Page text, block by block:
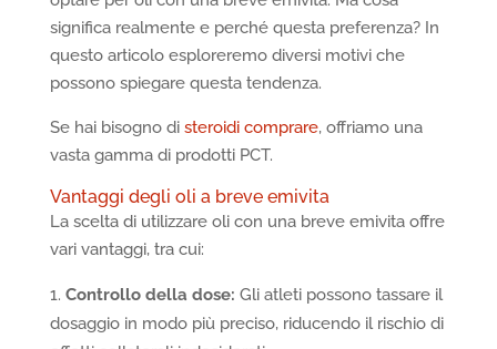
significa realmente e perché questa preferenza? In
questo articolo esploreremo diversi motivi che
possono spiegare questa tendenza.
Se hai bisogno di steroidi comprare, offriamo una
vasta gamma di prodotti PCT.
Vantaggi degli oli a breve emivita
La scelta di utilizzare oli con una breve emivita offre
vari vantaggi, tra cui:
Controllo della dose: Gli atleti possono tassare il
dosaggio in modo più preciso, riducendo il rischio di